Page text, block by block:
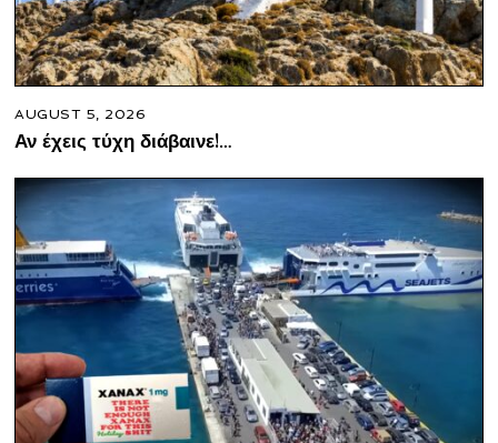
AUGUST 5, 2026
Αν έχεις τύχη διάβαινε!…